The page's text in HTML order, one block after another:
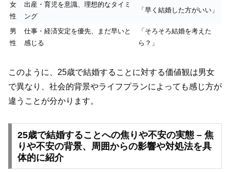
女
性
出産・育児を意識、理想的なタイミ
ング
「早く結婚した方がいい」
男
性
仕事・経済安定を優先、まだ早いと
感じる
「そろそろ結婚を考えた
ら？」
このように、25歳で結婚することに対する価値観は男女
で異なり、社会的背景やライフプランによっても感じ方が
違うことが分かります。
25歳で結婚することへの焦りや不安の実態 – 焦
りや不安の背景、周囲からの影響や対処法を具
体的に紹介